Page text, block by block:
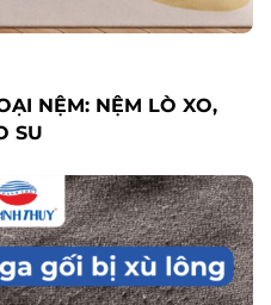
NỆM: NỆM LÒ XO,
SU